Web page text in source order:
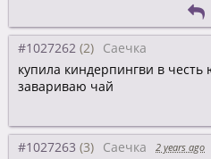
#1027262 Саечка
купила киндерпингви в честь
завариваю чай
#1027263 Саечка 2 years ago